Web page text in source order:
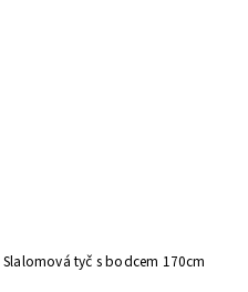
Slalomová tyč s bodcem 170cm